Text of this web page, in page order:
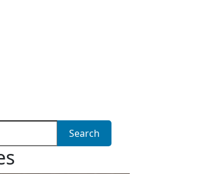
Search